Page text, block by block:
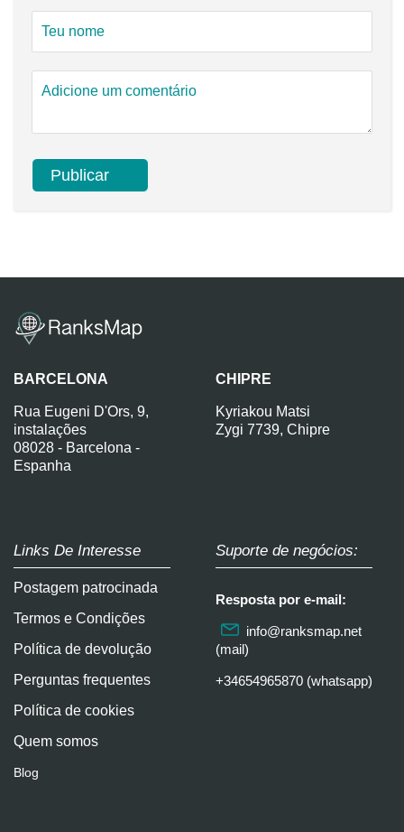
BARCELONA
Rua Eugeni D'Ors, 9,
instalações
08028 - Barcelona -
Espanha
CHIPRE
Kyriakou Matsi
Zygi 7739, Chipre
Links De Interesse
Postagem patrocinada
Termos e Condições
Política de devolução
Perguntas frequentes
Política de cookies
Quem somos
Blog
Suporte de negócios:
Resposta por e-mail:
info@ranksmap.net
(mail)
+34654965870 (whatsapp)